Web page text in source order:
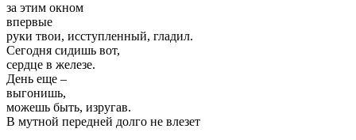
за этим окном
впервые
руки твои, исступленный, гладил.
Сегодня сидишь вот,
сердце в железе.
День еще –
выгонишь,
можешь быть, изругав.
В мутной передней долго не влезет